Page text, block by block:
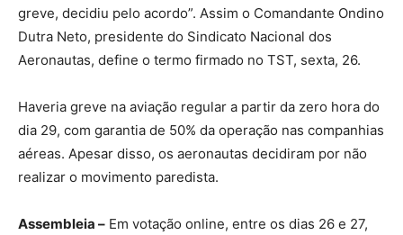
greve, decidiu pelo acordo”. Assim o Comandante Ondino
Dutra Neto, presidente do Sindicato Nacional dos
Aeronautas, define o termo firmado no TST, sexta, 26.
Haveria greve na aviação regular a partir da zero hora do
dia 29, com garantia de 50% da operação nas companhias
aéreas. Apesar disso, os aeronautas decidiram por não
realizar o movimento paredista.
Assembleia – Em votação online, entre os dias 26 e 27,